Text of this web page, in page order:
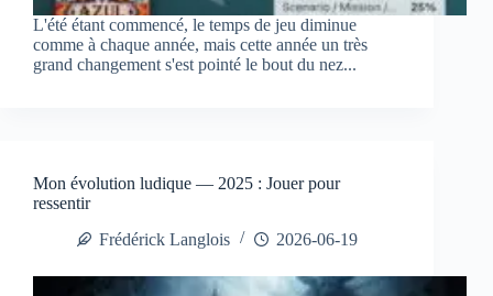
L'été étant commencé, le temps de jeu diminue
comme à chaque année, mais cette année un très
grand changement s'est pointé le bout du nez...
Mon évolution ludique — 2025 : Jouer pour
ressentir
Frédérick Langlois
2026-06-19